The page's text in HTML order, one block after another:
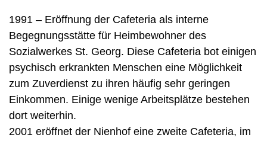
1991 – Eröffnung der Cafeteria als interne
Begegnungsstätte für Heimbewohner des
Sozialwerkes St. Georg. Diese Cafeteria bot einigen
psychisch erkrankten Menschen eine Möglichkeit
zum Zuverdienst zu ihren häufig sehr geringen
Einkommen. Einige wenige Arbeitsplätze bestehen
dort weiterhin.
2001 eröffnet der Nienhof eine zweite Cafeteria, im